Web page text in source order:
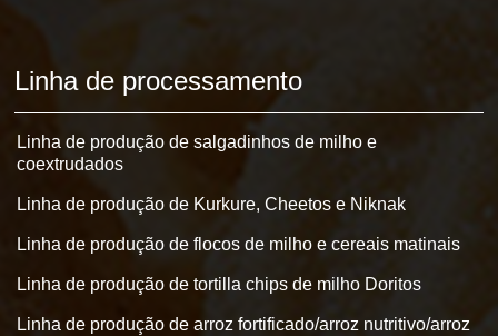
Linha de processamento
Linha de produção de salgadinhos de milho e
coextrudados
Linha de produção de Kurkure, Cheetos e Niknak
Linha de produção de flocos de milho e cereais matinais
Linha de produção de tortilla chips de milho Doritos
Linha de produção de arroz fortificado/arroz nutritivo/arroz